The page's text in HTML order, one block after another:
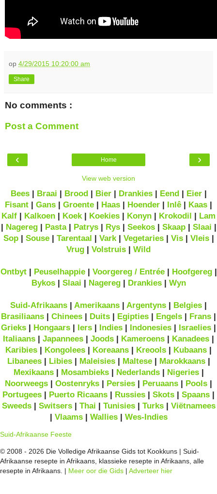
op 4/29/2015 10:20:00 am
Share
No comments :
Post a Comment
‹ ›
Home
View web version
Bees| Braai | Brood| Bier| Drankies| Eend| Eier|
Fisant | Gans | Groente | Haas | Hoender | Inlê | Kaas |
Kalf | Kalkoen | Koek | Koekies | Konyn | Krokodil | Lam
| Nagereg| Pasta| Patrys| Rys| Seekos| Skaap| Slaai |
Sop| Souse| Tarentaal | Vark| Vegetaries| Vis| Vleis|
Vrug | Volstruis | Wild
Ontbyt| Peuselhappie| Voorgereg / Entrée| Hoofgereg|
Bykos| Slaai | Nagereg| Drankies| Wyn
Suid-Afrikaans | Amerikaans | Argentyns | Belgies |
Brasiliaans | Chinees | Duits | Egipties | Engels | Frans |
Grieks | Hongaars | Iers | Indies | Indonesies | Israelies |
Italiaans | Japannees | Joods | Kameroens | Kanadees |
Karibies | Kongolees | Koreaans | Kreools | Kubaans |
Libanees| Libies| Maleisies| Maltese| Marokkaans|
Mexikaans| Mosambieks| Nederlands| Nigeries|
Noorweegs | Oostenryks | Persies | Peruaans | Pools |
Portugees | Puerto Ricaans | Russies | Skots | Spaans |
Sweeds| Switsers| Thai | Tunisies| Turks| Viëtnamees
| Vlaams| Wallies| Wes-Indies
Suid-Afrikaanse Feeste
© 2008 - 2026 Die Volledige Afrikaanse Gids tot Kookkuns | Suid-
Afrikaanse resepte in Afrikaans, klassieke resepte in Afrikaans, alle
resepte in Afrikaans. | Meer oor die Gids | Adverteer hier